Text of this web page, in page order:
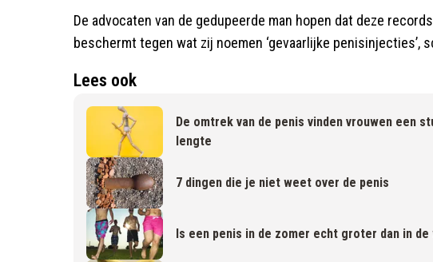
De advocaten van de gedupeerde man hopen dat deze
beschermt tegen wat zij noemen ‘gevaarlijke penisinjecties’,
Lees ook
De omtrek van de penis vinden vrouwen een
lengte
7 dingen die je niet weet over de penis
Is een penis in de zomer echt groter dan in